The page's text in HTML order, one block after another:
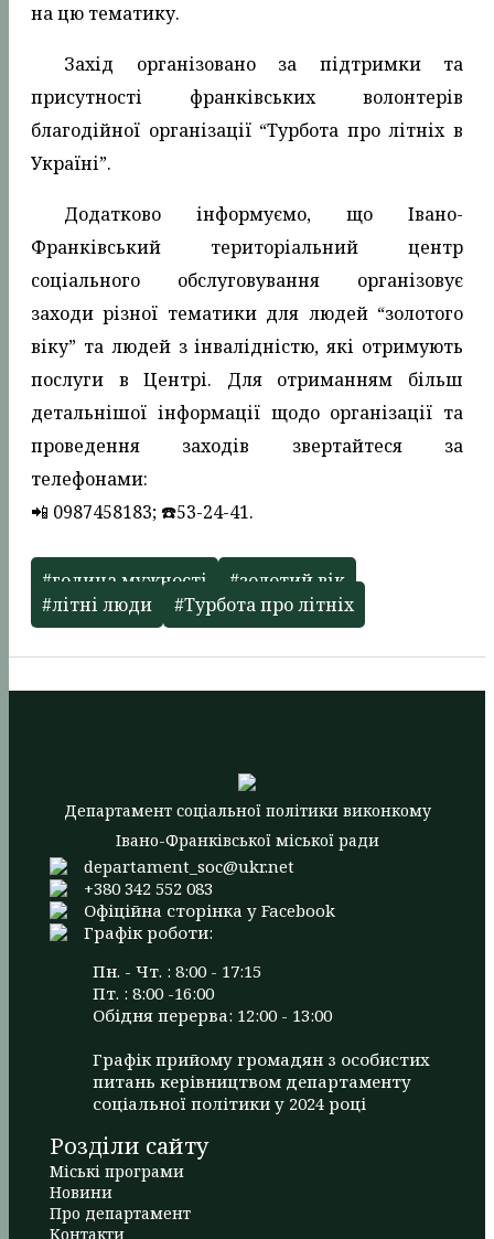
на цю тематику.
Захід організовано за підтримки та
присутності франківських волонтерів
благодійної організації “Турбота про літніх в
Україні”.
Додатково інформуємо, що Івано-
Франківський територіальний центр
соціального обслуговування організовує
заходи різної тематики для людей “золотого
віку” та людей з інвалідністю, які отримують
послуги в Центрі. Для отриманням більш
детальнішої інформації щодо організації та
проведення заходів звертайтеся за
телефонами:
📲 0987458183; ☎️53-24-41.
#година мужності
#золотий вік
#літні люди
#Турбота про літніх
Департамент соціальної політики виконкому
Івано-Франківської міської ради
departament_soc@ukr.net
+380 342 552 083
Офіційна сторінка у Facebook
Графік роботи:
Пн. - Чт. : 8:00 - 17:15
Пт. : 8:00 -16:00
Обідня перерва: 12:00 - 13:00
Графік прийому громадян з особистих
питань керівництвом департаменту
соціальної політики у 2024 році
Розділи сайту
Міські програми
Новини
Про департамент
Контакти